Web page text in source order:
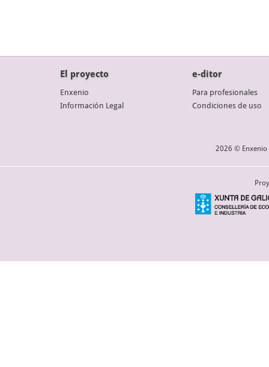
El proyecto
Enxenio
Información Legal
e-ditor
Para profesionales
Condiciones de uso
2026 © Enxenio